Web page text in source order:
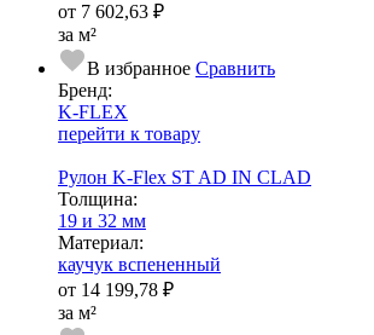
от 7 602,63 ₽
за м²
В избранное Сравнить
Бренд:
K-FLEX
перейти к товару
Рулон K-Flex ST AD IN CLAD
Тол­щи­на:
19 и 32 мм
Ма­­те­­ри­­ал:
каучук вспененный
от 14 199,78 ₽
за м²